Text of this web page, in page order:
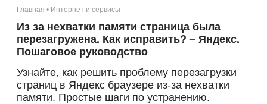
Главная • Интернет и сервисы
Из за нехватки памяти страница была
перезагружена. Как исправить? – Яндекс.
Пошаговое руководство
Узнайте, как решить проблему перезагрузки
страниц в Яндекс браузере из-за нехватки
памяти. Простые шаги по устранению.